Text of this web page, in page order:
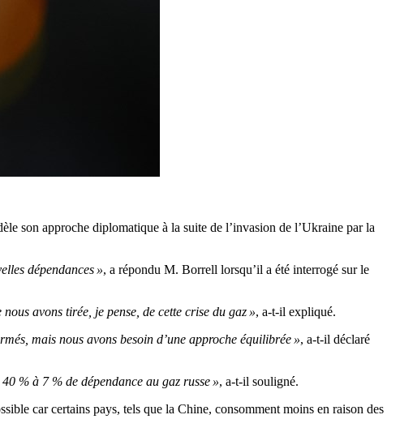
son approche diplomatique à la suite de l’invasion de l’Ukraine par la
dépendances », a répondu M. Borrell lorsqu’il a été interrogé sur le
avons tirée, je pense, de cette crise du gaz », a-t-il expliqué.
mais nous avons besoin d’une approche équilibrée », a-t-il déclaré
% à 7 % de dépendance au gaz russe », a-t-il souligné.
car certains pays, tels que la Chine, consomment moins en raison des